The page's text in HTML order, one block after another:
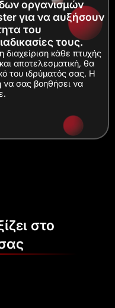
οργανισμών
για να αυξήσουν
του
τους.
κάθε πτυχής
αποτελεσματική, θα
του ιδρύματός σας. Η
να σας βοηθήσει να
στο